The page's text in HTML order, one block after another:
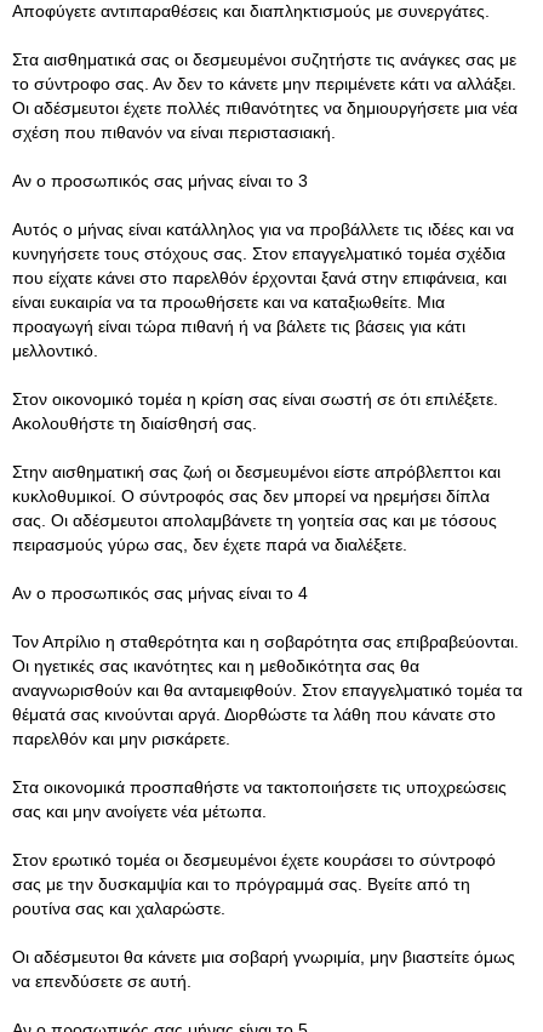
Αποφύγετε αντιπαραθέσεις και διαπληκτισμούς με συνεργάτες.
Στα αισθηματικά σας οι δεσμευμένοι συζητήστε τις ανάγκες σας με
το σύντροφο σας. Αν δεν το κάνετε μην περιμένετε κάτι να αλλάξει.
Οι αδέσμευτοι έχετε πολλές πιθανότητες να δημιουργήσετε μια νέα
σχέση που πιθανόν να είναι περιστασιακή.
Αν ο προσωπικός σας μήνας είναι το 3
Αυτός ο μήνας είναι κατάλληλος για να προβάλλετε τις ιδέες και να
κυνηγήσετε τους στόχους σας. Στον επαγγελματικό τομέα σχέδια
που είχατε κάνει στο παρελθόν έρχονται ξανά στην επιφάνεια, και
είναι ευκαιρία να τα προωθήσετε και να καταξιωθείτε. Μια
προαγωγή είναι τώρα πιθανή ή να βάλετε τις βάσεις για κάτι
μελλοντικό.
Στον οικονομικό τομέα η κρίση σας είναι σωστή σε ότι επιλέξετε.
Ακολουθήστε τη διαίσθησή σας.
Στην αισθηματική σας ζωή οι δεσμευμένοι είστε απρόβλεπτοι και
κυκλοθυμικοί. Ο σύντροφός σας δεν μπορεί να ηρεμήσει δίπλα
σας. Οι αδέσμευτοι απολαμβάνετε τη γοητεία σας και με τόσους
πειρασμούς γύρω σας, δεν έχετε παρά να διαλέξετε.
Aν ο προσωπικός σας μήνας είναι το 4
Τον Απρίλιο η σταθερότητα και η σοβαρότητα σας επιβραβεύονται.
Οι ηγετικές σας ικανότητες και η μεθοδικότητα σας θα
αναγνωρισθούν και θα ανταμειφθούν. Στον επαγγελματικό τομέα τα
θέματά σας κινούνται αργά. Διορθώστε τα λάθη που κάνατε στο
παρελθόν και μην ρισκάρετε.
Στα οικονομικά προσπαθήστε να τακτοποιήσετε τις υποχρεώσεις
σας και μην ανοίγετε νέα μέτωπα.
Στον ερωτικό τομέα οι δεσμευμένοι έχετε κουράσει το σύντροφό
σας με την δυσκαμψία και το πρόγραμμά σας. Βγείτε από τη
ρουτίνα σας και χαλαρώστε.
Οι αδέσμευτοι θα κάνετε μια σοβαρή γνωριμία, μην βιαστείτε όμως
να επενδύσετε σε αυτή.